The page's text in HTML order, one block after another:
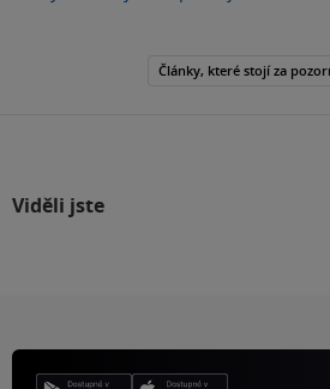
Články, které stojí za
Viděli jste